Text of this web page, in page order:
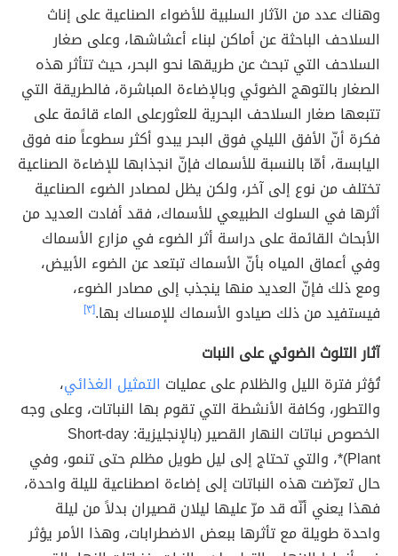
وهناك عدد من الآثار السلبية للأضواء الصناعية على إناث
السلاحف الباحثة عن أماكن لبناء أعشاشها، وعلى صغار
السلاحف التي تبحث عن طريقها نحو البحر، حيث تتأثر هذه
الصغار بالتوهج الضوئي وبالإضاءة المباشرة، فالطريقة التي
تتبعها صغار السلاحف البحرية للعثورعلى الماء قائمة على
فكرة أنّ الأفق الليلي فوق البحر يبدو أكثر سطوعاً منه فوق
اليابسة، أمّا بالنسبة للأسماك فإنّ انجذابها للإضاءة الصناعية
تختلف من نوع إلى آخر، ولكن يظل لمصادر الضوء الصناعية
أثرها في السلوك الطبيعي للأسماك، فقد أفادت العديد من
الأبحاث القائمة على دراسة أثر الضوء في مزارع الأسماك
وفي أعماق المياه بأنّ الأسماك تبتعد عن الضوء الأبيض،
ومع ذلك فإنّ العديد منها ينجذب إلى مصادر الضوء،
فيستفيد من ذلك صيادو الأسماك للإمساك بها.[٣]
آثار التلوث الضوئي على النبات
تُؤثر فترة الليل والظلام على عمليات التمثيل الغذائي،
والتطور، وكافة الأنشطة التي تقوم بها النباتات، وعلى وجه
الخصوص نباتات النهار القصير (بالإنجليزية: Short-day
Plant)*، والتي تحتاج إلى ليل طويل مظلم حتى تنمو، وفي
حال تعرّضت هذه النباتات إلى إضاءة اصطناعية لليلة واحدة،
فهذا يعني أنّه قد مرّ عليها ليلان قصيران بدلاً من ليلة
واحدة طويلة مع تأثرها ببعض الاضطرابات، وهذا الأمر يؤثر